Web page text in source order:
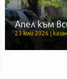
Апел към
23 юли 2026 |